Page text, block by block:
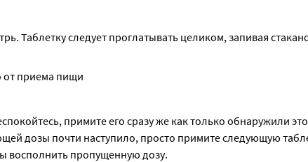
Таблетку следует проглатывать целиком, запивая
от приема пищи
примите его сразу же как только обнаружили
дозы почти наступило, просто примите следующую
восполнить пропущенную дозу.